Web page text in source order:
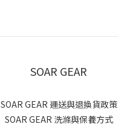
SOAR GEAR
SOAR GEAR 運送與退換貨政策
SOAR GEAR 洗滌與保養方式